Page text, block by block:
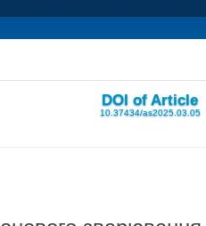
DOI of Article
10.37434/as2025.03.05